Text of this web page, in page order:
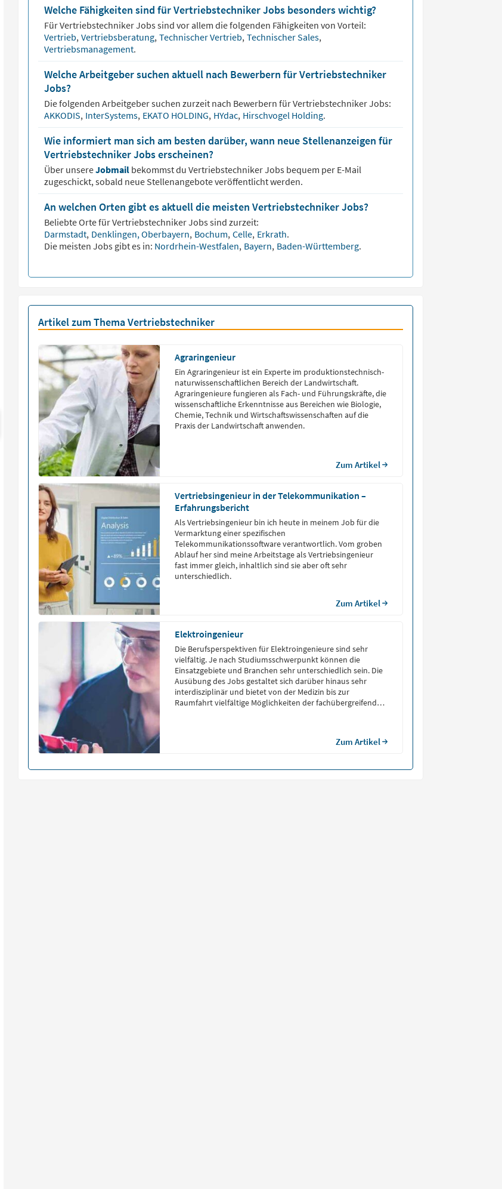
Welche Fähigkeiten sind für Vertriebstechniker Jobs besonders wichtig?
FürVertriebstechnikerJobs sind vor allem die folgenden Fähigkeiten von Vorteil:
Vertrieb, Vertriebsberatung, Technischer Vertrieb, Technischer Sales,
Vertriebsmanagement.
Welche Arbeitgeber suchen aktuell nach Bewerbern für Vertriebstechniker
Jobs?
Die folgenden Arbeitgeber suchen zurzeit nach Bewerbern fürVertriebstechnikerJobs:
AKKODIS, InterSystems, EKATO HOLDING, HYdac, Hirschvogel Holding.
Wie informiert man sich am besten darüber, wann neue Stellenanzeigen für
Vertriebstechniker Jobs erscheinen?
Über unsereJobmail bekommst du VertriebstechnikerJobs bequem per E-Mail
zugeschickt, sobald neue Stellenangebote veröffentlicht werden.
An welchen Orten gibt es aktuell die meisten Vertriebstechniker Jobs?
Beliebte Orte fürVertriebstechnikerJobs sind zurzeit:
Darmstadt, Denklingen, Oberbayern, Bochum, Celle, Erkrath.
Die meisten Jobs gibt es in: Nordrhein-Westfalen, Bayern, Baden-Württemberg.
Artikel zum Thema Vertriebstechniker
Agraringenieur
Ein Agraringenieur ist ein Experte im produktionstechnisch-
naturwissenschaftlichen Bereich der Landwirtschaft.
Agraringenieure fungieren als Fach- und Führungskräfte, die
wissenschaftliche Erkenntnisse aus Bereichen wie Biologie,
Chemie, Technik und Wirtschaftswissenschaften auf die
Praxis der Landwirtschaft anwenden.
Zum Artikel
Vertriebsingenieur in der Telekommunikation –
Erfahrungsbericht
Als Vertriebsingenieur bin ich heute in meinem Job für die
Vermarktung einer spezifischen
Telekommunikationssoftware verantwortlich. Vom groben
Ablauf her sind meine Arbeitstage als Vertriebsingenieur
fast immer gleich, inhaltlich sind sie aber oft sehr
unterschiedlich.
Zum Artikel
Elektroingenieur
Die Berufsperspektiven für Elektroingenieure sind sehr
vielfältig. Je nach Studiumsschwerpunkt können die
Einsatzgebiete und Branchen sehr unterschiedlich sein. Die
Ausübung des Jobs gestaltet sich darüber hinaus sehr
interdisziplinär und bietet von der Medizin bis zur
Raumfahrt vielfältige Möglichkeiten der fachübergreifenden
Zum Artikel